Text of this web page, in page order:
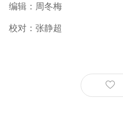
编辑：周冬梅
校对：张静超